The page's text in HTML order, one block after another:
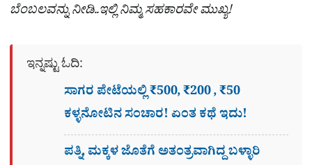
ಬೆಂಬಲವನ್ನು ನೀಡಿ..ಇಲ್ಲಿ ನಿಮ್ಮ ಸಹಕಾರವೇ ಮುಖ್ಯ!
ಇನ್ನಷ್ಟು ಓದಿ:
ಸಾಗರ ಪೇಟೆಯಲ್ಲಿ ₹500, ₹200 , ₹50
ಕಳ್ಳನೋಟಿನ ಸಂಚಾರ! ಏಂತ ಕಥೆ ಇದು!
ಪತ್ನಿ, ಮಕ್ಕಳ ಜೊತೆಗೆ ಅತಂತ್ರವಾಗಿದ್ದ ಬಳ್ಳಾರಿ